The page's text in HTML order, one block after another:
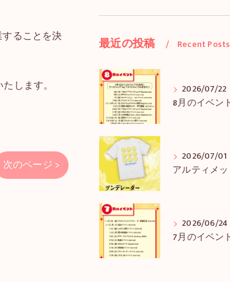
ることを決
します。
次のページ >
最近の投稿 Recent Posts
2026/07/22
2026/07/01
2026/06/24